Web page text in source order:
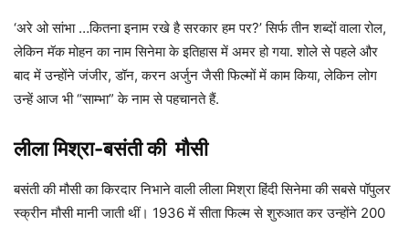
‘अरे ओ सांभा …कितना इनाम रखे है सरकार हम पर?’ सिर्फ तीन शब्दों वाला रोल,
लेकिन मॅक मोहन का नाम सिनेमा के इतिहास में अमर हो गया. शोले से पहले और
बाद में उन्होंने जंजीर, डॉन, करन अर्जुन जैसी फिल्मों में काम किया, लेकिन लोग
उन्हें आज भी “साम्भा” के नाम से पहचानते हैं.
लीला मिश्रा-बसंती की मौसी
बसंती की मौसी का किरदार निभाने वाली लीला मिश्रा हिंदी सिनेमा की सबसे पॉपुलर
स्क्रीन मौसी मानी जाती थीं। 1936 में सीता फिल्म से शुरुआत कर उन्होंने 200